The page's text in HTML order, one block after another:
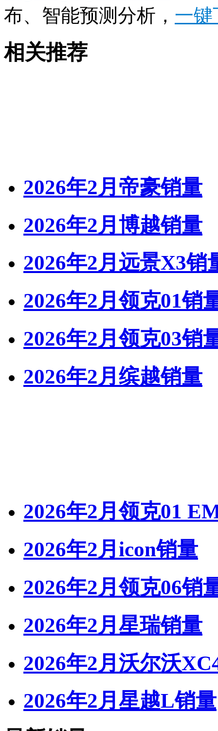
布、智能预测分析， 一键
相关推荐
2026年2月帝豪销量
2026年2月博越销量
2026年2月远景X3销
2026年2月领克01销
2026年2月领克03销
2026年2月缤越销量
2026年2月领克01
2026年2月icon销量
2026年2月领克06销
2026年2月星瑞销量
2026年2月沃尔沃
2026年2月星越L销量